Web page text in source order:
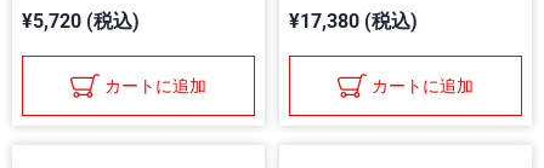
¥5,720 (税込)
カートに追加
¥17,380 (税込)
カートに追加